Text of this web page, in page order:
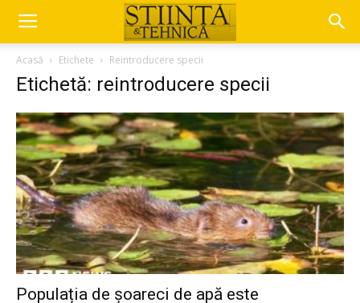
Acasă Etichete Reintroducere specii
Etichetă: reintroducere specii
Populația de șoareci de apă este